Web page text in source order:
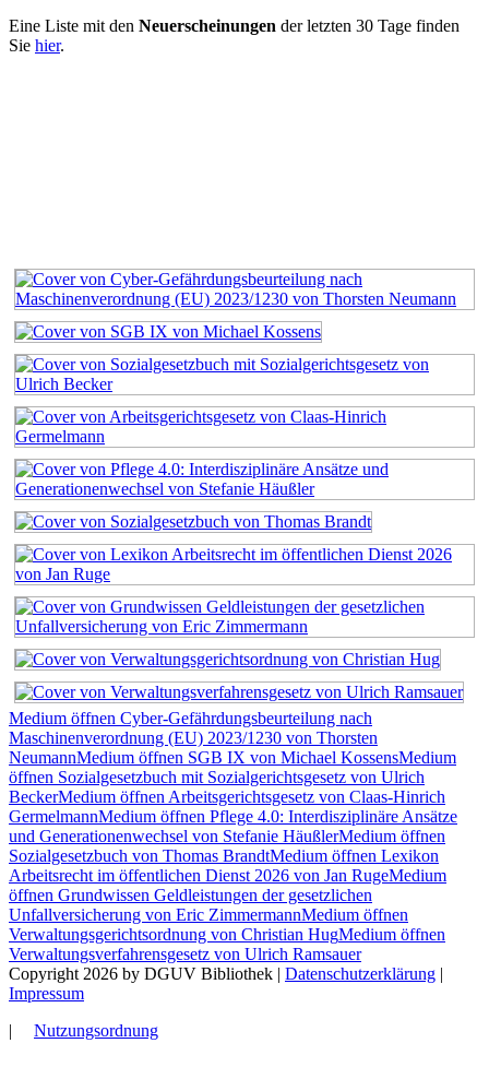
Eine Liste mit den Neuerscheinungen der letzten 30 Tage finden
Sie hier.
Medium öffnen Cyber-Gefährdungsbeurteilung nach
Maschinenverordnung (EU) 2023/1230 von Thorsten
NeumannMedium öffnen SGB IX von Michael KossensMedium
öffnen Sozialgesetzbuch mit Sozialgerichtsgesetz von Ulrich
BeckerMedium öffnen Arbeitsgerichtsgesetz von Claas-Hinrich
GermelmannMedium öffnen Pflege 4.0: Interdisziplinäre Ansätze
und Generationenwechsel von Stefanie HäußlerMedium öffnen
Sozialgesetzbuch von Thomas BrandtMedium öffnen Lexikon
Arbeitsrecht im öffentlichen Dienst 2026 von Jan RugeMedium
öffnen Grundwissen Geldleistungen der gesetzlichen
Unfallversicherung von Eric ZimmermannMedium öffnen
Verwaltungsgerichtsordnung von Christian HugMedium öffnen
Verwaltungsverfahrensgesetz von Ulrich Ramsauer
Copyright 2026 by DGUV Bibliothek | Datenschutzerklärung |
Impressum
| Nutzungsordnung